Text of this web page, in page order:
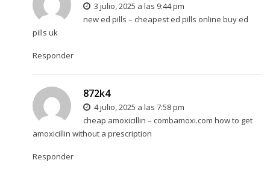
3 julio, 2025 a las 9:44 pm
new ed pills – cheapest ed pills online buy ed
pills uk
Responder
872k4
4 julio, 2025 a las 7:58 pm
cheap amoxicillin – combamoxi.com how to get
amoxicillin without a prescription
Responder